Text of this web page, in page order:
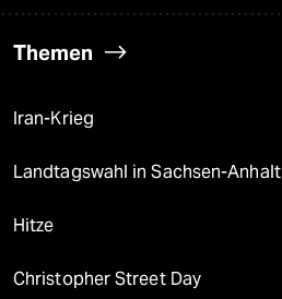
Themen
Iran-Krieg
Landtagswahl in Sachsen-Anhalt
Hitze
Christopher Street Day